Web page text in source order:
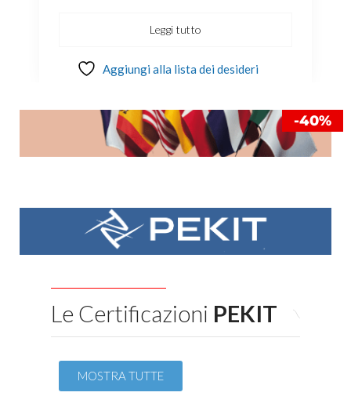
Leggi tutto
Aggiungi alla lista dei desideri
-40%
Le Certificazioni PEKIT
MOSTRA TUTTE